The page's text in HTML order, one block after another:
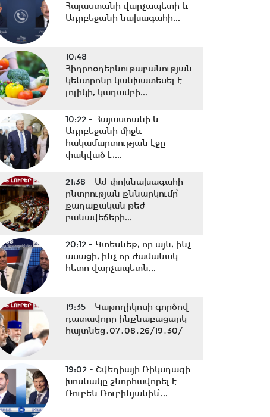
Հայաստանի վարչապետի և
Ադրբեջանի նախագահի...
10:48 -
Հիդրոօդերևութաբանության
կենտրոնը կանխատեսել է
լոլիկի, կաղամբի...
10:22 - Հայաստանի և
Ադրբեջանի միջև
հակամարտության էջը
փակված է,...
21:38 - ԱԺ փոխնախագահի
ընտրության քննարկումը՝
քաղաքական թեժ
բանավեճերի...
20:12 - Կտեսնեք, որ այն, ինչ
ասացի, ինչ որ ժամանակ
հետո վարչապետն...
19:35 - Կաթողիկոսի գործով
դատավորը ինքնաբացարկ
հայտնեց․07․08․26/19․30/
19:02 - Շվեդիայի Ռիկսդագի
խոսնակը շնորհավորել է
Ռուբեն Ռուբինյանին՝...